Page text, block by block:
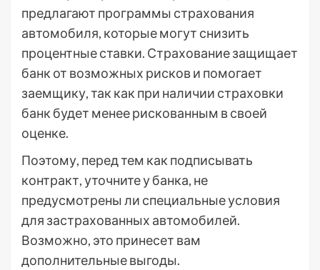
предлагают программы страхования
автомобиля, которые могут снизить
процентные ставки. Страхование защищает
банк от возможных рисков и помогает
заемщику, так как при наличии страховки
банк будет менее рискованным в своей
оценке.
Поэтому, перед тем как подписывать
контракт, уточните у банка, не
предусмотрены ли специальные условия
для застрахованных автомобилей.
Возможно, это принесет вам
дополнительные выгоды.